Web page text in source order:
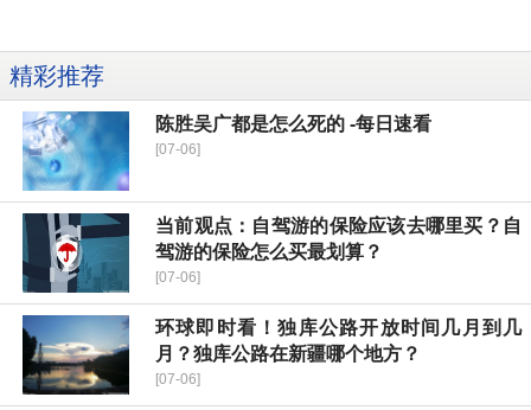
精彩推荐
陈胜吴广都是怎么死的 -每日速看
[07-06]
当前观点：自驾游的保险应该去哪里买？自
驾游的保险怎么买最划算？
[07-06]
环球即时看！独库公路开放时间几月到几
月？独库公路在新疆哪个地方？
[07-06]